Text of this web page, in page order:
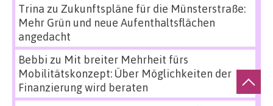
Trina zu Zukunftspläne für die Münsterstraße:
Mehr Grün und neue Aufenthaltsflächen
angedacht
Bebbi zu Mit breiter Mehrheit fürs
Mobilitätskonzept: Über Möglichkeiten der
Finanzierung wird beraten